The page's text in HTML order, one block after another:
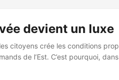
devient un luxe
citoyens crée les conditions
de l’Est. C’est pourquoi,
le gouvernement qui doit agir au